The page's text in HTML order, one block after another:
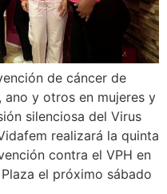
de cáncer de
y otros en mujeres y
silenciosa del Virus
realizará la quinta
contra el VPH en
el próximo sábado